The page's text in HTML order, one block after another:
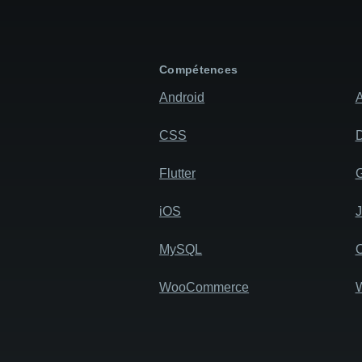
Compétences
Android
CSS
Flutter
iOS
MySQL
WooCommerce